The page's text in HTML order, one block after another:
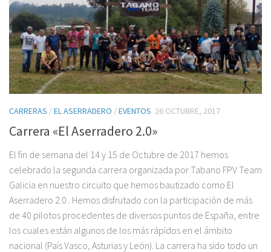
CARRERAS /EL ASERRADERO /EVENTOS 26 OCTUBRE, 2017
Carrera «El Aserradero 2.0»
El fin de semana del 14 y 15 de Octubre de 2017 hemos
celebrado la segunda carrera organizada por Tabano FPV Team
Galicia en nuestro circuito que hemos bautizado como El
Aserradero 2.0 . Hemos disfrutado con la participación de más
de 40 pilotos procedentes de diversos puntos de España, entre
los cuales están algunos de los más rápidos en el ámbito
nacional (País Vasco, Asturias y León). La carrera ha sido todo un